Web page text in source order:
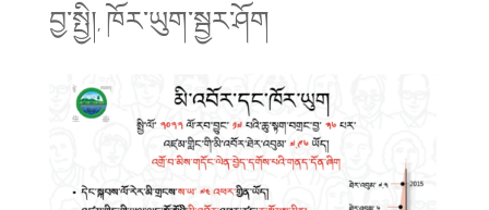
བྱ་སྤྱི།, ཁོར་ཡུག་སྦྱར་ཤོག